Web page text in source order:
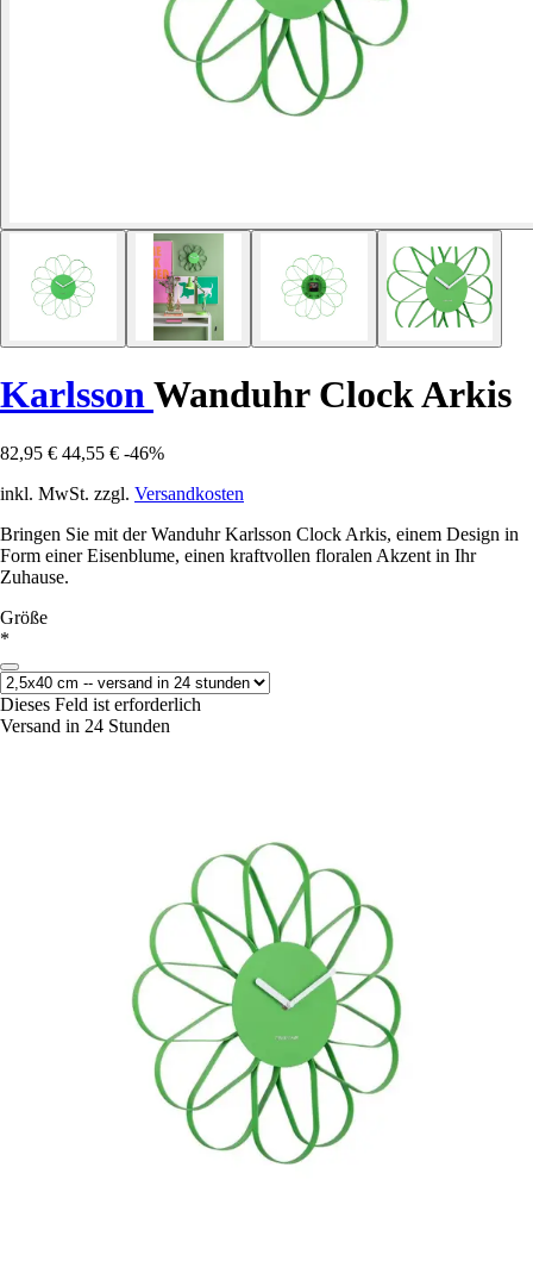
KarlssonWanduhr Clock Arkis
82,95 € 44,55 € -46%
inkl. MwSt. zzgl. Versandkosten
Bringen Sie mit der Wanduhr Karlsson Clock Arkis, einem Design in
Form einer Eisenblume, einen kraftvollen floralen Akzent in Ihr
Zuhause.
Größe
*
Dieses Feld ist erforderlich
Versand in 24 Stunden